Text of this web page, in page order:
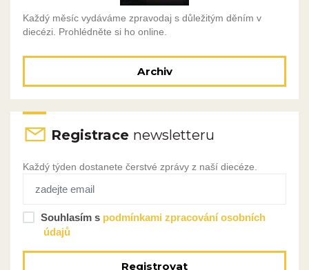
Každý měsíc vydáváme zpravodaj s důležitým děním v
diecézi. Prohlédněte si ho online.
Archiv
Registrace newsletteru
Každý týden dostanete čerstvé zprávy z naší diecéze.
Souhlasím s podmínkami zpracování osobních
údajů
Registrovat